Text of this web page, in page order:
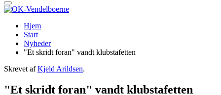
Hjem
Start
Nyheder
"Et skridt foran" vandt klubstafetten
Skrevet afKjeld Arildsen.
"Et skridt foran" vandt klubstafetten